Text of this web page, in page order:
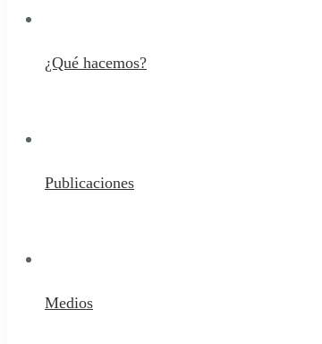
¿Qué hacemos?
Publicaciones
Medios